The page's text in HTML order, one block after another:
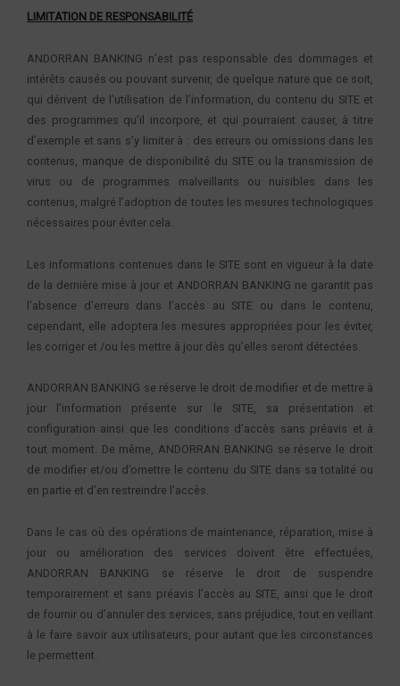
LIMITATION DE RESPONSABILITÉ
ANDORRAN BANKING n’est pas responsable des dommages et
intérêts causés ou pouvant survenir, de quelque nature que ce soit,
qui dérivent de l’utilisation de l’information, du contenu du SITE et
des programmes qu’il incorpore, et qui pourraient causer, à titre
d’exemple et sans s’y limiter à : des erreurs ou omissions dans les
contenus, manque de disponibilité du SITE ou la transmission de
virus ou de programmes malveillants ou nuisibles dans les
contenus, malgré l’adoption de toutes les mesures technologiques
nécessaires pour éviter cela.
Les informations contenues dans le SITE sont en vigueur à la date
de la dernière mise à jour et ANDORRAN BANKING ne garantit pas
l’absence d’erreurs dans l’accès au SITE ou dans le contenu,
cependant, elle adoptera les mesures appropriées pour les éviter,
les corriger et /ou les mettre à jour dès qu’elles seront détectées.
ANDORRAN BANKING se réserve le droit de modifier et de mettre à
jour l’information présente sur le SITE, sa présentation et
configuration ainsi que les conditions d’accès sans préavis et à
tout moment. De même, ANDORRAN BANKING se réserve le droit
de modifier et/ou d’omettre le contenu du SITE dans sa totalité ou
en partie et d’en restreindre l’accès.
Dans le cas où des opérations de maintenance, réparation, mise à
jour ou amélioration des services doivent être effectuées,
ANDORRAN BANKING se réserve le droit de suspendre
temporairement et sans préavis l’accès au SITE, ainsi que le droit
de fournir ou d’annuler des services, sans préjudice, tout en veillant
à le faire savoir aux utilisateurs, pour autant que les circonstances
le permettent.